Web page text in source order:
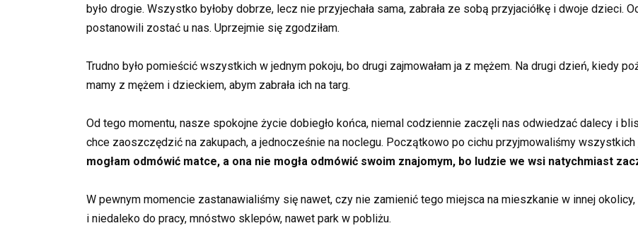
było drogie. Wszystko byłoby dobrze, lecz nie przyjechała sama, zabrała ze sobą przyjaciółkę i dwoje dzieci.
postanowili zostać u nas. Uprzejmie się zgodziłam.
Trudno było pomieścić wszystkich w jednym pokoju, bo drugi zajmowałam ja z mężem. Na drugi dzień, kiedy
mamy z mężem i dzieckiem, abym zabrała ich na targ.
Od tego momentu, nasze spokojne życie dobiegło końca, niemal codziennie zaczęli nas odwiedzać dalecy i
chce zaoszczędzić na zakupach, a jednocześnie na noclegu. Początkowo po cichu przyjmowaliśmy wszystkich
mogłam odmówić matce, a ona nie mogła odmówić swoim znajomym, bo ludzie we wsi natychmiast
W pewnym momencie zastanawialiśmy się nawet, czy nie zamienić tego miejsca na mieszkanie w innej
i niedaleko do pracy, mnóstwo sklepów, nawet park w pobliżu.